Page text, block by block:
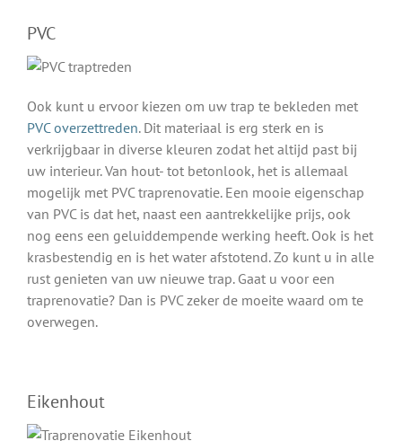
PVC
Ook kunt u ervoor kiezen om uw trap te bekleden met
PVC overzettreden. Dit materiaal is erg sterk en is
verkrijgbaar in diverse kleuren zodat het altijd past bij
uw interieur. Van hout- tot betonlook, het is allemaal
mogelijk met PVC traprenovatie. Een mooie eigenschap
van PVC is dat het, naast een aantrekkelijke prijs, ook
nog eens een geluiddempende werking heeft. Ook is het
krasbestendig en is het water afstotend. Zo kunt u in alle
rust genieten van uw nieuwe trap. Gaat u voor een
traprenovatie? Dan is PVC zeker de moeite waard om te
overwegen.
Eikenhout